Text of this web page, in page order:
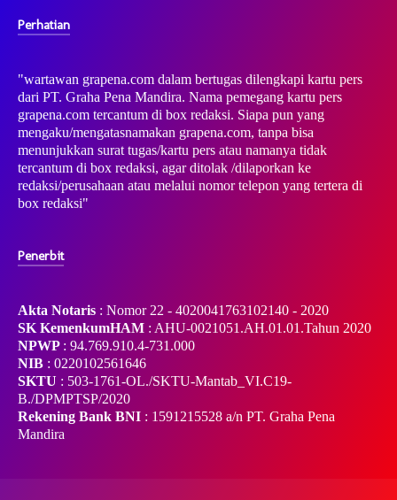
Perhatian
"wartawan grapena.com dalam bertugas dilengkapi kartu pers
dari PT. Graha Pena Mandira. Nama pemegang kartu pers
grapena.com tercantum di box redaksi. Siapa pun yang
mengaku/mengatasnamakan grapena.com, tanpa bisa
menunjukkan surat tugas/kartu pers atau namanya tidak
tercantum di box redaksi, agar ditolak /dilaporkan ke
redaksi/perusahaan atau melalui nomor telepon yang tertera di
box redaksi"
Penerbit
Akta Notaris : Nomor 22 - 4020041763102140 - 2020
SK KemenkumHAM : AHU-0021051.AH.01.01.Tahun 2020
NPWP : 94.769.910.4-731.000
NIB : 0220102561646
SKTU : 503-1761-OL./SKTU-Mantab_VI.C19-
B./DPMPTSP/2020
Rekening Bank BNI : 1591215528 a/n PT. Graha Pena
Mandira